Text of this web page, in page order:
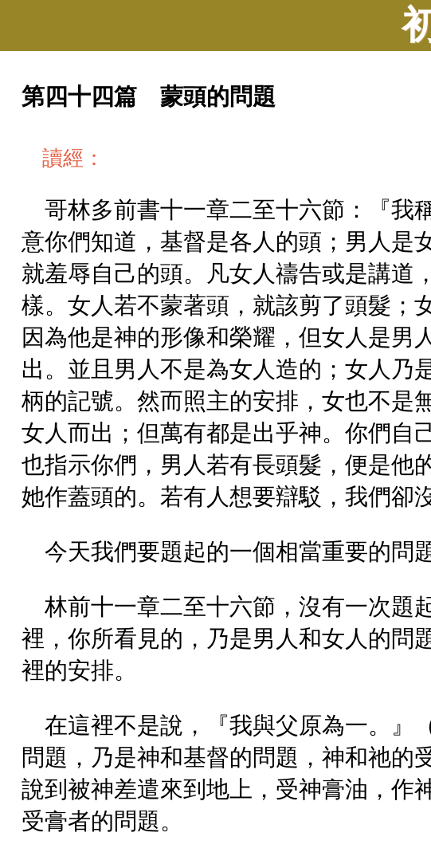
第四十四篇 蒙頭的問題
讀經：
哥林多前書十一章二至十六節：『我
意你們知道，基督是各人的頭；男人是
就羞辱自己的頭。凡女人禱告或是講道
樣。女人若不蒙著頭，就該剪了頭髮；
因為他是神的形像和榮耀，但女人是男
出。並且男人不是為女人造的；女人乃
柄的記號。然而照主的安排，女也不是
女人而出；但萬有都是出乎神。你們自
也指示你們，男人若有長頭髮，便是他
她作蓋頭的。若有人想要辯駁，我們卻
今天我們要題起的一個相當重要的問
林前十一章二至十六節，沒有一次題
裡，你所看見的，乃是男人和女人的問
裡的安排。
在這裡不是說，『我與父原為一。』
問題，乃是神和基督的問題，神和祂的
說到被神差遣來到地上，受神膏油，作
受膏者的問題。